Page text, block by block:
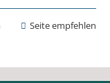
Seite empfehlen